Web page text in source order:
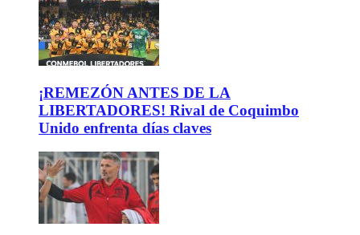
¡REMEZÓN ANTES DE LA
LIBERTADORES! Rival de Coquimbo
Unido enfrenta días claves